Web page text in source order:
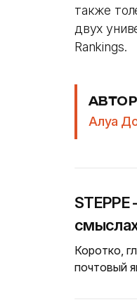
также
двух
Rankings.
Алуа
Коротко,
почтовый